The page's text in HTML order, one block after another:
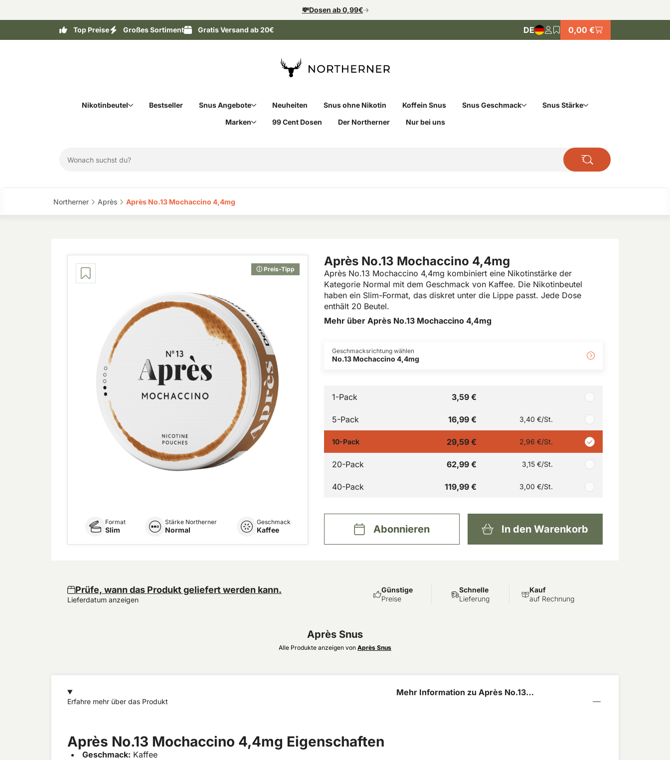
💸Dosen ab 0,99€
Top Preise Großes Sortiment Gratis Versand ab 20€ DE 0,00 €
Nikotinbeutel Bestseller Snus Angebote Neuheiten Snus ohne Nikotin Koffein Snus Snus Geschmack
Snus Stärke
Marken
99 Cent Dosen Der Northerner Nur bei uns
Northerner‎ Après‎ Après No.13 Mochaccino 4,4mg‎
ⓘ Preis-Tipp
Après No.13 Mochaccino 4,4mg
Après No.13 Mochaccino 4,4mg kombiniert eine Nikotinstärke der
Kategorie Normal mit dem Geschmack von Kaffee. Die Nikotinbeutel
haben ein Slim-Format, das diskret unter die Lippe passt. Jede Dose
enthält 20 Beutel.
Mehr über Après No.13 Mochaccino 4,4mg
Format
Slim
Stärke Northerner
Normal
Geschmack
Kaffee
Geschmacksrichtung wählen
No.13 Mochaccino 4,4mg
1-Pack 3,59 €
5-Pack 16,99 € 3,40 €/St.
10-Pack 29,59 € 2,96 €/St.
20-Pack 62,99 € 3,15 €/St.
40-Pack 119,99 € 3,00 €/St.
Abonnieren In den Warenkorb
Prüfe, wann das Produkt geliefert werden kann.
Lieferdatum anzeigen
Mehr Information zu Après No.13
Erfahre mehr über das Produkt
Après No.13 Mochaccino 4,4mg Eigenschaften
Geschmack: Kaffee
Après Snus
Alle Produkte anzeigen von Après Snus
Günstige
Preise
Schnelle
Lieferung
Kauf
auf Rechnung